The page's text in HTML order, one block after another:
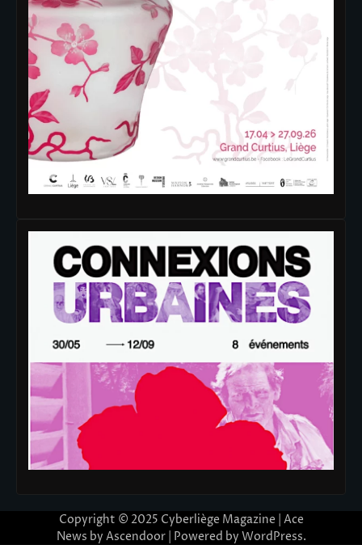
Copyright © 2025 Cyberliège Magazine | Ace
News by Ascendoor| Powered by WordPress.